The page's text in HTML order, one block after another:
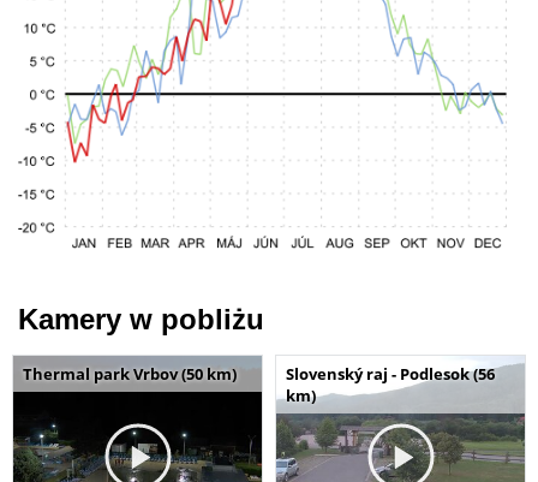
Kamery w pobliżu
Thermal park Vrbov (50 km)
Slovenský raj - Podlesok (56
km)